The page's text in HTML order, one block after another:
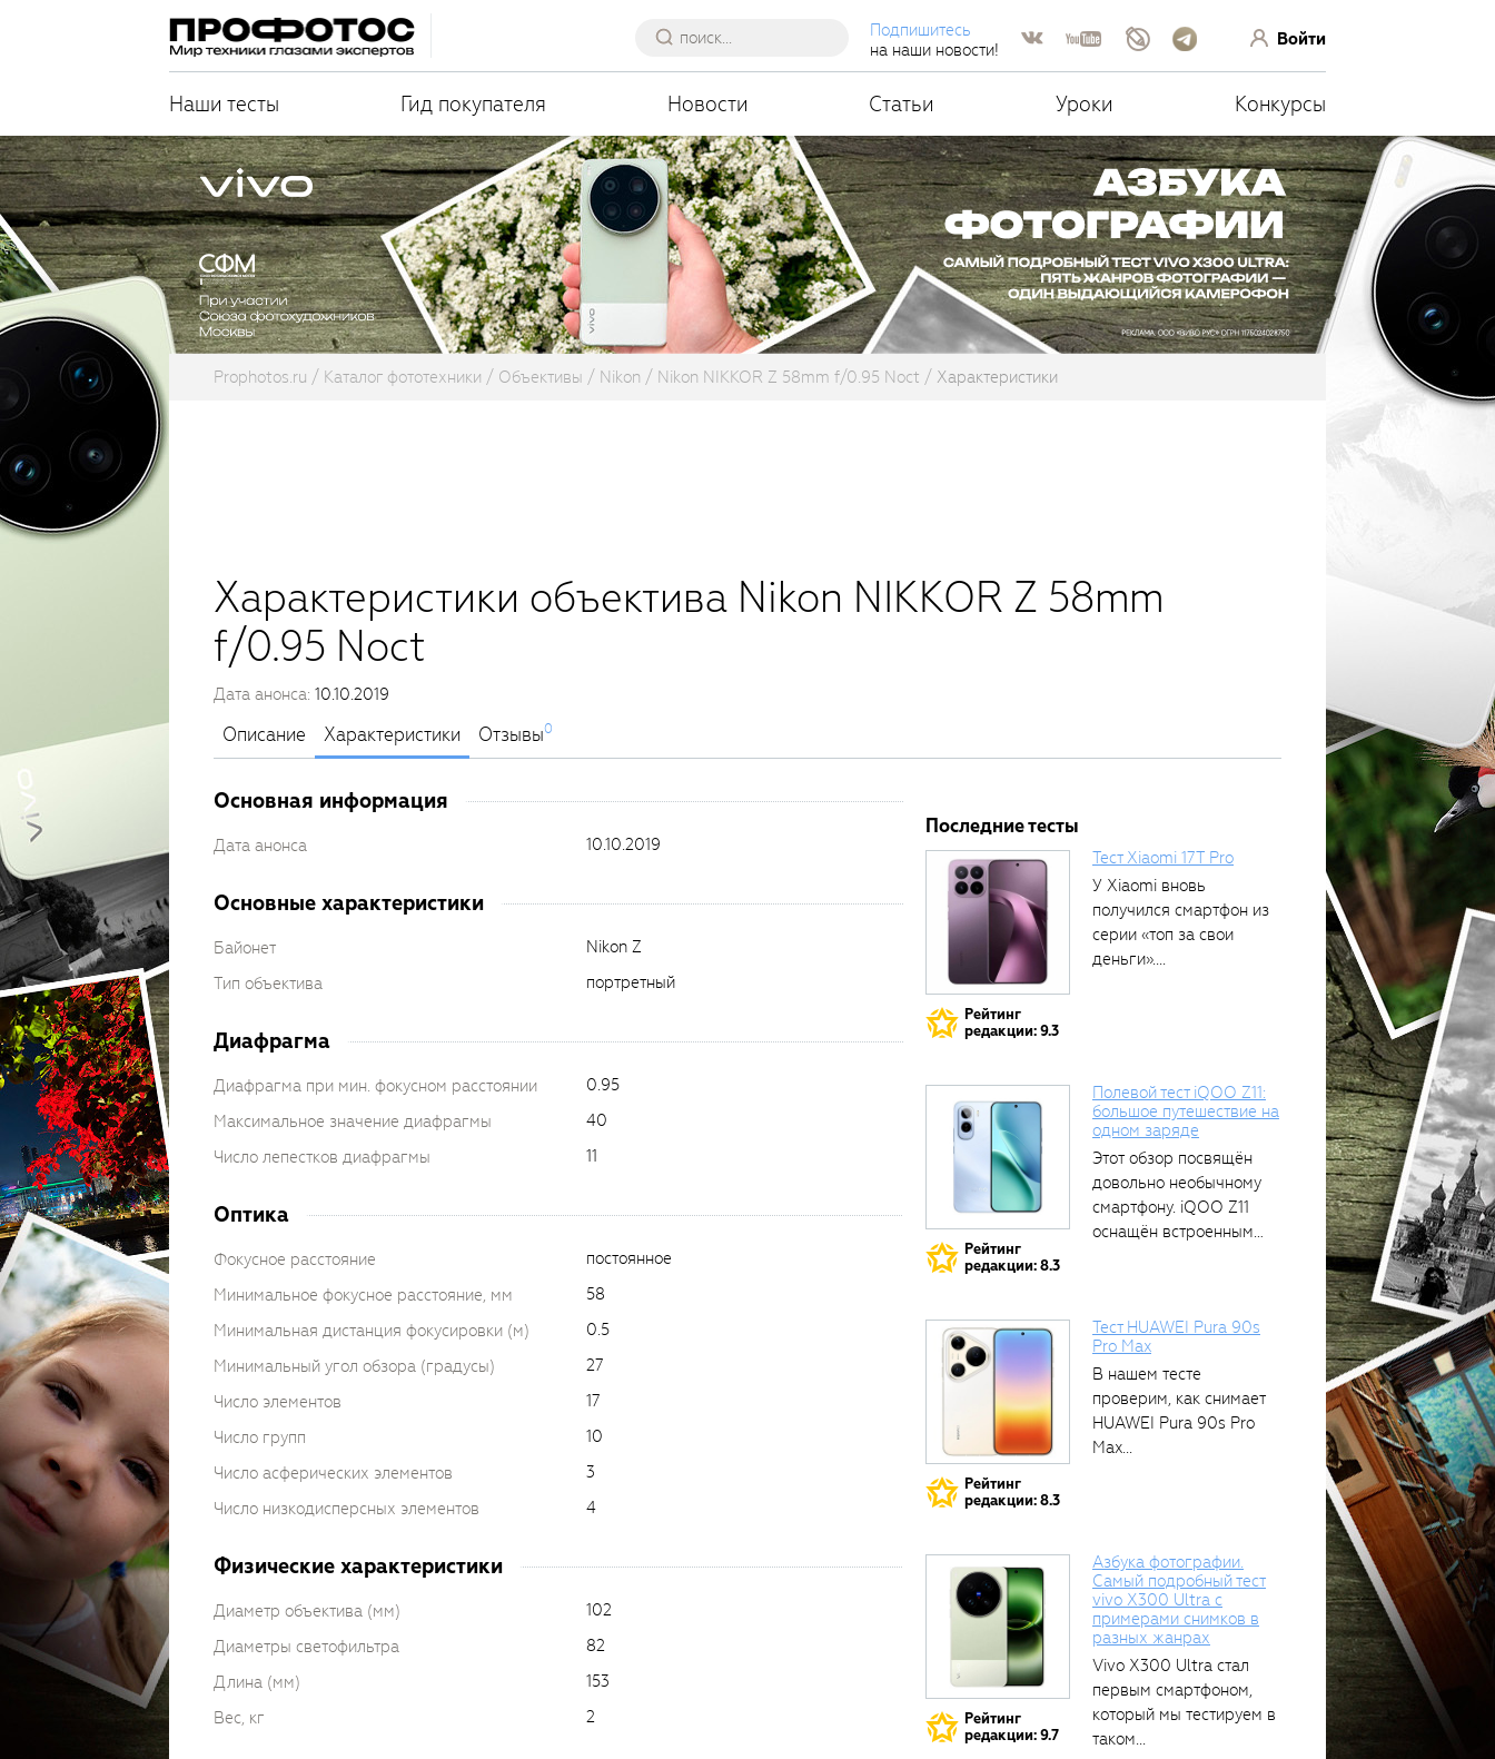
Подпишитесь
на наши новости!
Войти
Наши тесты Гид покупателя Новости Статьи Уроки Конкурсы
Prophotos.ru Каталог фототехники Объективы Nikon Nikon NIKKOR Z 58mm f/0.95 Noct Характеристики
Характеристики объектива Nikon NIKKOR Z 58mm
f/0.95 Noct
Дата анонса: 10.10.2019
Описание Характеристики Отзывы0
Основная информация
Дата анонса 10.10.2019
Основные характеристики
Байонет
Nikon Z
Тип объектива
портретный
Диафрагма
Диафрагма при мин. фокусном расстоянии
0.95
Максимальное значение диафрагмы
40
Число лепестков диафрагмы
11
Оптика
Фокусное расстояние
постоянное
Минимальное фокусное расстояние, мм
58
Минимальная дистанция фокусировки (м)
0.5
Минимальный угол обзора (градусы)
27
Число элементов
17
Число групп
10
Число асферических элементов
3
Число низкодисперсных элементов
4
Физические характеристики
Диаметр объектива (мм)
102
Диаметры светофильтра
82
Длина (мм)
153
Вес, кг
2
Последние тесты
Рейтинг
редакции: 9.3
Тест Xiaomi 17T Pro
У Xiaomi вновь
получился смартфон из
серии «топ за свои
деньги»....
Рейтинг
редакции: 8.3
Полевой тест iQOO Z11:
большое путешествие на
одном заряде
Этот обзор посвящён
довольно необычному
смартфону. iQOO Z11
оснащён встроенным
Рейтинг
редакции: 8.3
Тест HUAWEI Pura 90s
Pro Max
В нашем тесте
проверим, как снимает
HUAWEI Pura 90s Pro
Max...
Рейтинг
редакции: 9.7
Азбука фотографии.
Самый подробный тест
vivo X300 Ultra с
примерами снимков в
разных жанрах
Vivo X300 Ultra стал
первым смартфоном,
который мы тестируем в
таком...